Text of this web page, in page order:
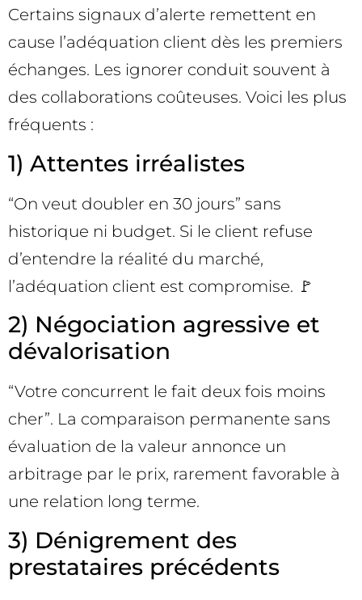
Certains signaux d’alerte remettent en
cause l’adéquation client dès les premiers
échanges. Les ignorer conduit souvent à
des collaborations coûteuses. Voici les plus
fréquents :
1) Attentes irréalistes
“On veut doubler en 30 jours” sans
historique ni budget. Si le client refuse
d’entendre la réalité du marché,
l’adéquation client est compromise. 🚩
2) Négociation agressive et
dévalorisation
“Votre concurrent le fait deux fois moins
cher”. La comparaison permanente sans
évaluation de la valeur annonce un
arbitrage par le prix, rarement favorable à
une relation long terme.
3) Dénigrement des
prestataires précédents